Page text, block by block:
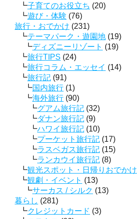
子育てのお役立ち (20)
遊び・体験 (76)
旅行・おでかけ (231)
テーマパーク・遊園地 (19)
ディズニーリゾート (19)
旅行TIPS (24)
旅行コラム・エッセイ (14)
旅行記 (91)
国内旅行 (1)
海外旅行 (90)
グアム旅行記 (32)
ダナン旅行記 (9)
ハワイ旅行記 (10)
プーケット旅行記 (17)
ラスベガス旅行記 (15)
ランカウイ旅行記 (8)
観光スポット・日帰りおでかけ
観劇・イベント (13)
サーカス / シルク (13)
暮らし (281)
クレジットカード (3)